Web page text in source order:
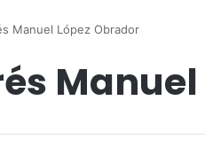
Manuel López Obrador